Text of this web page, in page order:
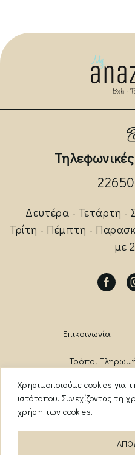
Χρησιμοποιούμε cookies για
ιστότοπου. Συνεχίζοντας τη
χρήση των cookies.
Δευτέρα - Τετάρτη -
Τρίτη - Πέμπτη -
με
Επικοινωνία
Τρόποι
Πολιτική Αλλαγών –
Όροι Χρήσης
ΑΡ. ΓΕΜΗ: